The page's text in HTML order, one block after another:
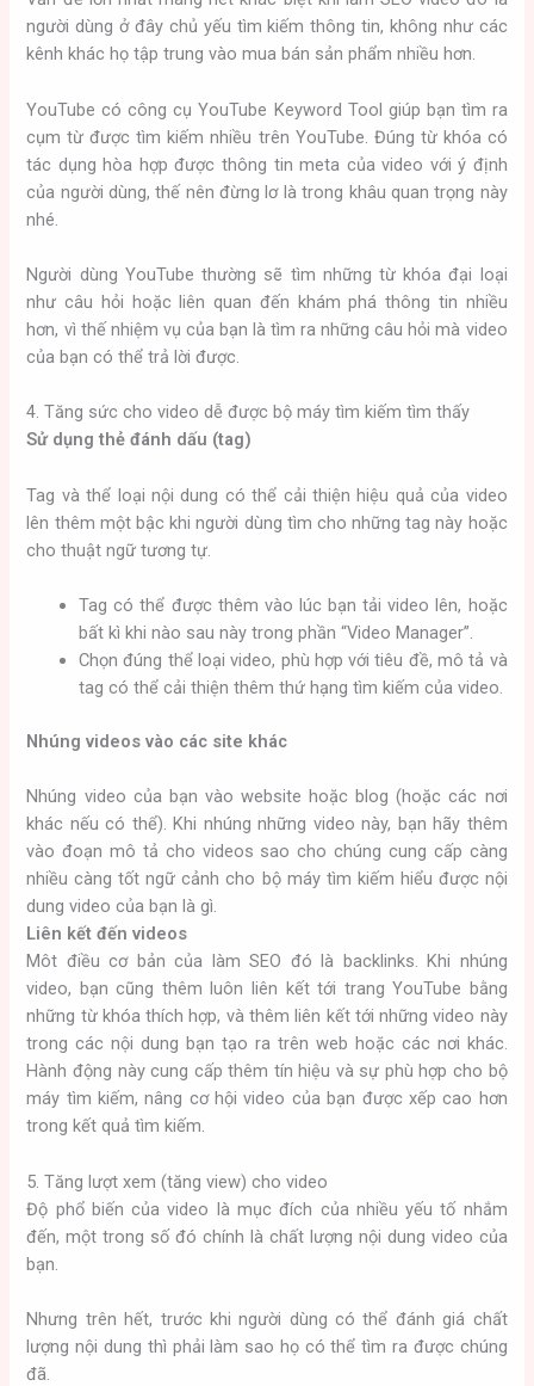
người dùng ở đây chủ yếu tìm kiếm thông tin, không như các
kênh khác họ tập trung vào mua bán sản phẩm nhiều hơn.
YouTube có công cụ YouTube Keyword Tool giúp bạn tìm ra
cụm từ được tìm kiếm nhiều trên YouTube. Đúng từ khóa có
tác dụng hòa hợp được thông tin meta của video với ý định
của người dùng, thế nên đừng lơ là trong khâu quan trọng này
nhé.
Người dùng YouTube thường sẽ tìm những từ khóa đại loại
như câu hỏi hoặc liên quan đến khám phá thông tin nhiều
hơn, vì thế nhiệm vụ của bạn là tìm ra những câu hỏi mà video
của bạn có thể trả lời được.
4. Tăng sức cho video dễ được bộ máy tìm kiếm tìm thấy
Sử dụng thẻ đánh dấu (tag)
Tag và thể loại nội dung có thể cải thiện hiệu quả của video
lên thêm một bậc khi người dùng tìm cho những tag này hoặc
cho thuật ngữ tương tự.
Tag có thể được thêm vào lúc bạn tải video lên, hoặc
bất kì khi nào sau này trong phần “Video Manager”.
Chọn đúng thể loại video, phù hợp với tiêu đề, mô tả và
tag có thể cải thiện thêm thứ hạng tìm kiếm của video.
Nhúng videos vào các site khác
Nhúng video của bạn vào website hoặc blog (hoặc các nơi
khác nếu có thể). Khi nhúng những video này, bạn hãy thêm
vào đoạn mô tả cho videos sao cho chúng cung cấp càng
nhiều càng tốt ngữ cảnh cho bộ máy tìm kiếm hiểu được nội
dung video của bạn là gì.
Liên kết đến videos
Môt điều cơ bản của làm SEO đó là backlinks. Khi nhúng
video, bạn cũng thêm luôn liên kết tới trang YouTube bằng
những từ khóa thích hợp, và thêm liên kết tới những video này
trong các nội dung bạn tạo ra trên web hoặc các nơi khác.
Hành động này cung cấp thêm tín hiệu và sự phù hợp cho bộ
máy tìm kiếm, nâng cơ hội video của bạn được xếp cao hơn
trong kết quả tìm kiếm.
5. Tăng lượt xem (tăng view) cho video
Độ phổ biến của video là mục đích của nhiều yếu tố nhắm
đến, một trong số đó chính là chất lượng nội dung video của
bạn.
Nhưng trên hết, trước khi người dùng có thể đánh giá chất
lượng nội dung thì phải làm sao họ có thể tìm ra được chúng
đã.